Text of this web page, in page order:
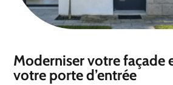
Moderniser votre façade
votre porte d’entrée